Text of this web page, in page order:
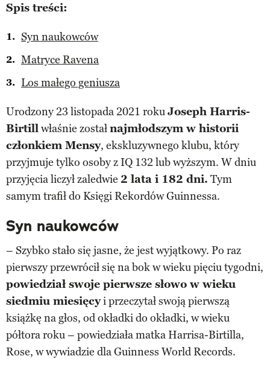
Spis treści:
Syn naukowców
Matryce Ravena
Los małego geniusza
Urodzony 23 listopada 2021 rokuJoseph Harris-
Birtillwłaśnie zostałnajmłodszym w historii
członkiem Mensy, ekskluzywnego klubu, który
przyjmuje tylko osoby z IQ 132 lub wyższym. W dniu
przyjęcia liczył zaledwie 2 lata i 182 dni. Tym
samym trafił do Księgi Rekordów Guinnessa.
Syn naukowców
– Szybko stało się jasne, że jest wyjątkowy. Po raz
pierwszy przewrócił się na bok w wieku pięciu tygodni,
powiedział swoje pierwsze słowo w wieku
siedmiu miesięcyi przeczytał swoją pierwszą
książkę na głos, od okładki do okładki, w wieku
półtora roku – powiedziała matka Harrisa-Birtilla,
Rose, w wywiadzie dla Guinness World Records.